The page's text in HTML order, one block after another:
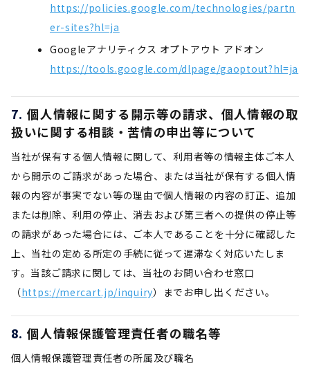
https://policies.google.com/technologies/partn
er-sites?hl=ja
Googleアナリティクス オプトアウト アドオン
https://tools.google.com/dlpage/gaoptout?hl=ja
個人情報に関する開示等の請求、個人情報の取
扱いに関する相談・苦情の申出等について
当社が保有する個人情報に関して、利用者等の情報主体ご本人
から開示のご請求があった場合、または当社が保有する個人情
報の内容が事実でない等の理由で個人情報の内容の訂正、追加
または削除、利用の停止、消去および第三者への提供の停止等
の請求があった場合には、ご本人であることを十分に確認した
上、当社の定める所定の手続に従って遅滞なく対応いたしま
す。当該ご請求に関しては、当社のお問い合わせ窓口
（https://mercart.jp/inquiry）までお申し出ください。
個人情報保護管理責任者の職名等
個人情報保護管理責任者の所属及び職名